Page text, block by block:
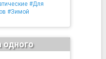
#Для
#Зимой
одного